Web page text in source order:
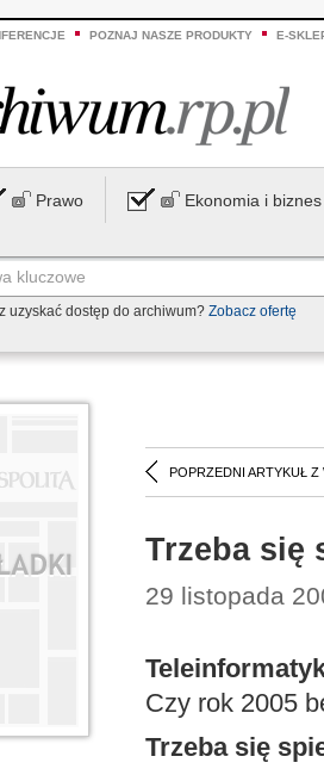
POZNAJ NASZE PRODUKTY E-
Prawo Ekonomia i biznes
uzyskać dostęp do archiwum? Zobacz ofertę
POPRZEDNI ARTYKUŁ Z
Trzeba się
29 listopada
Czy rok 2005
Trzeba się